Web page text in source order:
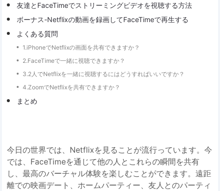
友達とFaceTimeでストリーミングビデオを視聴する方法
ボーナス-Netflixの動画を録画してFaceTimeで再生する
よくある質問
1.iPhoneでNetflixの画面を共有できますか？
2.FaceTimeで一緒に視聴できますか？
3.2人でNetflixを一緒に視聴するにはどうすればいいですか？
4.ZoomでNetflixを共有できますか？
まとめ
今日の世界では、Netflixを見ることが流行っています。今
では、FaceTimeを通じて他の人とこれらの瞬間を共有
し、最高のバーチャル体験を楽しむことができます。遠距
離での映画デート、ホームパーティー、友人とのパーティ